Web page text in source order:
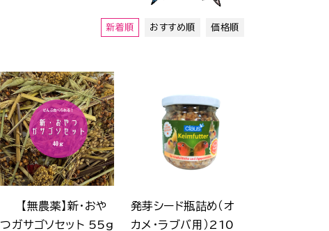
新着順 おすすめ順 価格順
【無農薬】新・おや
つガサゴソセット 55g
発芽シード瓶詰め（オ
カメ・ラブバ用）210